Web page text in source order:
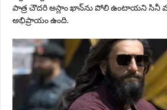
పాత్ర చౌదరి అస్లాం ఖాన్‌ను పోలి ఉంటాయని సినీ
అభిప్రాయం ఉంది.